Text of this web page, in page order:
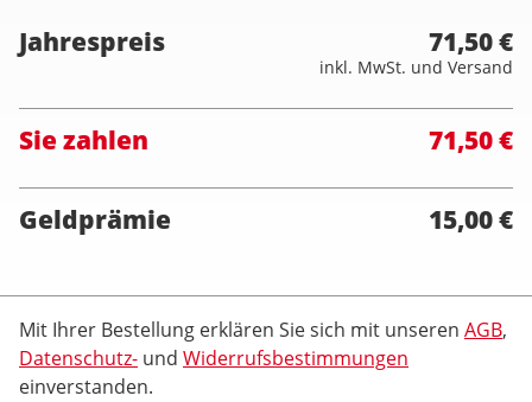
Jahrespreis 71,50 €
inkl. MwSt. und Versand
Sie zahlen 71,50 €
Geldprämie 15,00 €
Mit Ihrer Bestellung erklären Sie sich mit unseren AGB,
Datenschutz- und Widerrufsbestimmungen
einverstanden.